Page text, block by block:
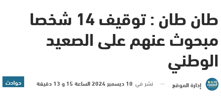
طان طان : توقيف 14 شخصا
مبحوث عنهم على الصعيد
الوطني
حوادث إدارة الموقع نشر في 10 ديسمبر 2024 الساعة 15 و 13 دقيقة